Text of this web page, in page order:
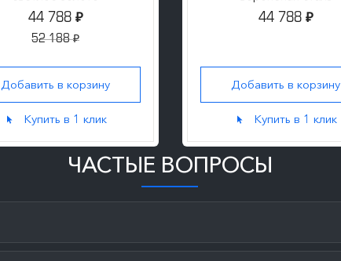
44 788 ₽
52 188₽
Добавить в корзину
Купить в 1 клик
44 788 ₽
Добавить в корзину
Купить в 1 клик
ЧАСТЫЕ ВОПРОСЫ